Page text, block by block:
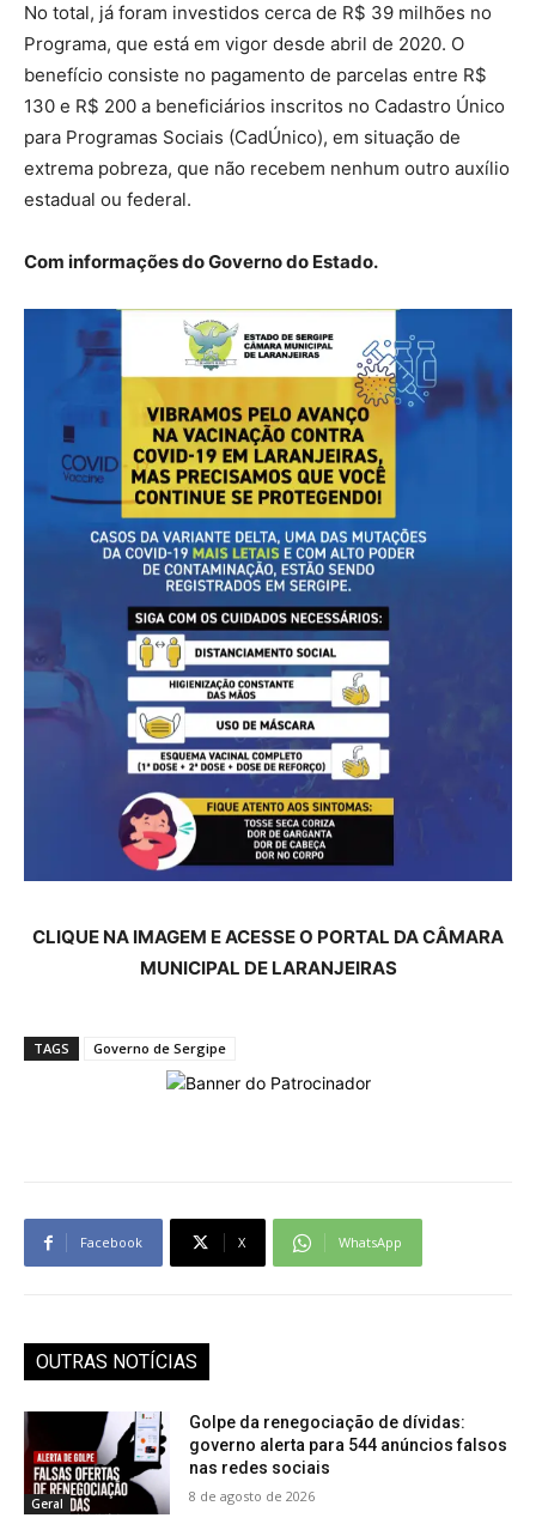
No total, já foram investidos cerca de R$ 39 milhões no
Programa, que está em vigor desde abril de 2020. O
benefício consiste no pagamento de parcelas entre R$
130 e R$ 200 a beneficiários inscritos no Cadastro Único
para Programas Sociais (CadÚnico), em situação de
extrema pobreza, que não recebem nenhum outro auxílio
estadual ou federal.
Com informações do Governo do Estado.
CLIQUE NA IMAGEM E ACESSE O PORTAL DA CÂMARA
MUNICIPAL DE LARANJEIRAS
TAGS Governo de Sergipe
Facebook X WhatsApp
OUTRAS NOTÍCIAS
Geral
Golpe da renegociação de dívidas:
governo alerta para 544 anúncios falsos
nas redes sociais
8 de agosto de 2026